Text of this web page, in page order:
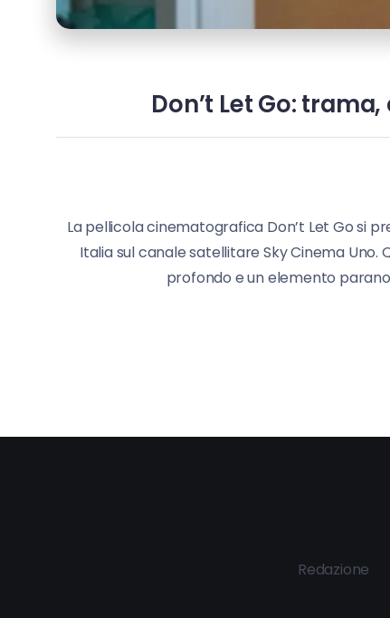
Don’t Let Go:
La pellicola cinematografica Don’t Let Go si
Italia sul canale satellitare Sky Cinema
profondo e un elemento
Redazione